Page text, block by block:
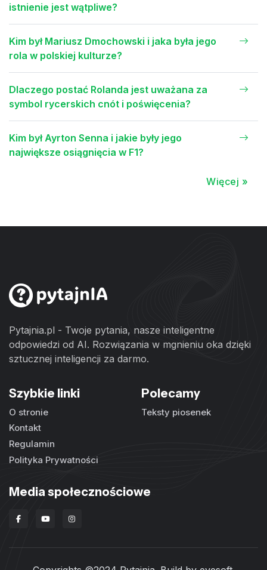
istnienie jest wątpliwe?
Kim był Mariusz Dmochowski i jaka była jego
rola w polskiej kulturze?
Dlaczego postać Rolanda jest uważana za
symbol rycerskich cnót i poświęcenia?
Kim był Ayrton Senna i jakie były jego
największe osiągnięcia w F1?
Więcej »
Pytajnia.pl - Twoje pytania, nasze inteligentne
odpowiedzi od AI. Rozwiązania w mgnieniu oka dzięki
sztucznej inteligencji za darmo.
Szybkie linki
O stronie
Kontakt
Regulamin
Polityka Prywatności
Polecamy
Teksty piosenek
Media społecznościowe